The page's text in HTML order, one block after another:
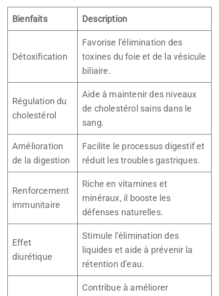
Bienfaits Description
Détoxification
Favorise l’élimination des
toxines du foie et de la vésicule
biliaire.
Régulation du
cholestérol
Aide à maintenir des niveaux
de cholestérol sains dans le
sang.
Amélioration
de la digestion
Facilite le processus digestif et
réduit les troubles gastriques.
Renforcement
immunitaire
Riche en vitamines et
minéraux, il booste les
défenses naturelles.
Effet
diurétique
Stimule l’élimination des
liquides et aide à prévenir la
rétention d’eau.
Contribue à améliorer